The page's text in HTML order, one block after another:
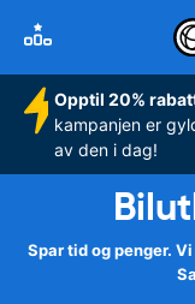
Opptil 20%
kampanjen er
av den i dag!
Spar tid og penger.